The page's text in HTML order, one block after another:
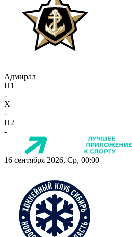
Адмирал
П1
-
X
-
П2
-
16 сентября 2026, Ср, 00:00